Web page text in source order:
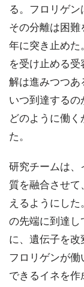
る。フロリゲン
その分離は困
年に突き止めた
を受け止める
解は進みつつあ
いつ到達する
どのように働
た。
研究チームは、
質を融合させ
えるようにし
の先端に到達し
に、遺伝子を改
フロリゲンが
できるイネを